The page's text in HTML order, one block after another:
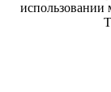
использовании